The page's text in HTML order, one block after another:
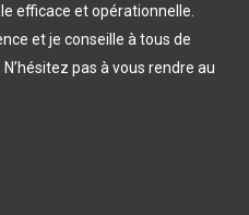
efficace et opérationnelle.
et je conseille à tous de
pas à vous rendre au